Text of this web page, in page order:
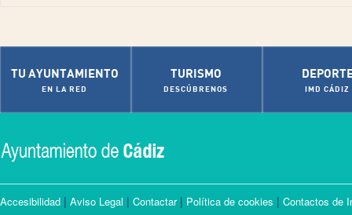
TU AYUNTAMIENTO
EN LA RED
TURISMO
DESCÚBRENOS IMD CÁDIZ
Accesibilidad | Aviso Legal | Contactar| Política de cookies | Contactos de